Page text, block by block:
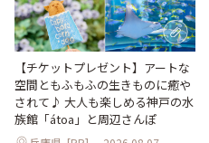
【チケットプレゼント】アートな
空間ともふもふの生きものに癒や
されて♪ 大人も楽しめる神戸の水
族館「átoa」と周辺さんぽ